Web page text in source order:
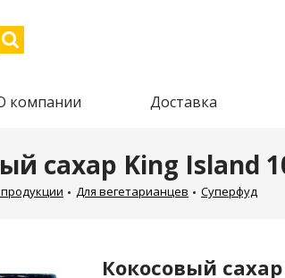
компании Доставка
сахар King Island
Для вегетарианцев Суперфуд
Кокосовый